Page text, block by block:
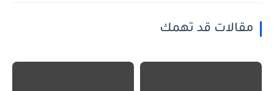
مقالات قد تهمك